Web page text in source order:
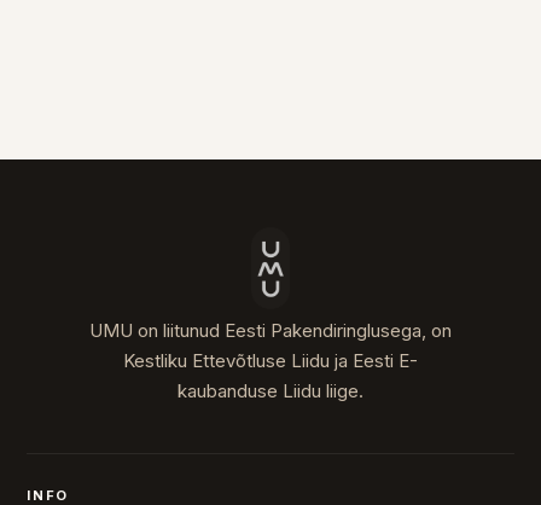
UMU on liitunud Eesti Pakendiringlusega, on
Kestliku Ettevõtluse Liidu ja Eesti E-
kaubanduse Liidu liige.
INFO